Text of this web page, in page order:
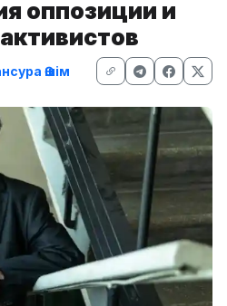
оппозиции и
Әшім